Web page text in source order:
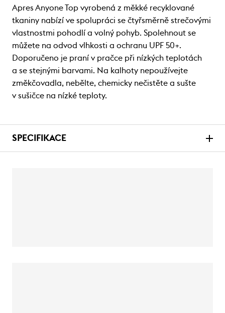
Apres Anyone Top vyrobená z měkké recyklované
tkaniny nabízí ve spolupráci se čtyřsměrně strečovými
vlastnostmi pohodlí a volný pohyb. Spolehnout se
můžete na odvod vlhkosti a ochranu UPF 50+.
Doporučeno je praní v pračce při nízkých teplotách
a se stejnými barvami. Na kalhoty nepoužívejte
změkčovadla, nebělte, chemicky nečistěte a sušte
v sušičce na nízké teploty.
SPECIFIKACE